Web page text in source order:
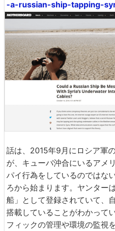
-a-russian-ship-tapping-
話は、2015年9月にロシア軍
が、キューバ沖合にいるアメ
パイ行為をしているのではな
ろから始まります。ヤンター
船」として登録されていて、
搭載していることがわかって
フィックの管理や環境の監視